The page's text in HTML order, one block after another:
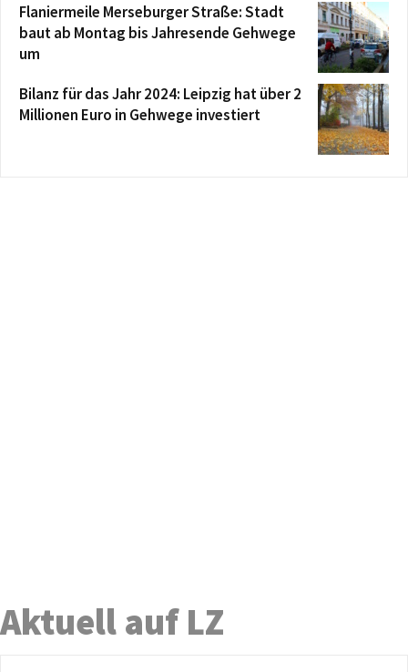
Flaniermeile Merseburger Straße: Stadt
baut ab Montag bis Jahresende Gehwege
um
Bilanz für das Jahr 2024: Leipzig hat über 2
Millionen Euro in Gehwege investiert
Aktuell auf LZ